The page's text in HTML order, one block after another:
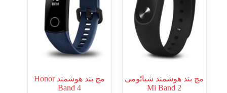
مچ بند هوشمند شیائومی
Mi Band 2
مچ بند هوشمند Honor
Band 4